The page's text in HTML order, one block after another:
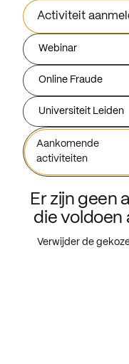
Activiteit
Webinar
Online Fraude
Universiteit Leiden
Aankomende
activiteiten
Er zijn geen
die voldoen
Verwijder de